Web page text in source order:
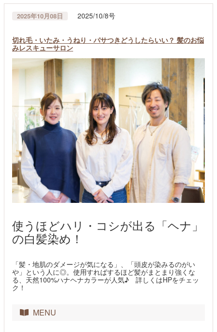
2025年10月08日 2025/10/8号
切れ毛・いたみ・うねり・パサつきどうしたらいい？ 髪のお悩
みレスキューサロン
使うほどハリ・コシが出る「ヘナ」
の白髪染め！
「髪・地肌のダメージが気になる」、「頭皮が染みるのがい
や」という人に◎。使用すればするほど髪がまとまり強くな
る、天然100%ハナヘナカラーが人気♪ 詳しくはHPをチェッ
ク！
MENU